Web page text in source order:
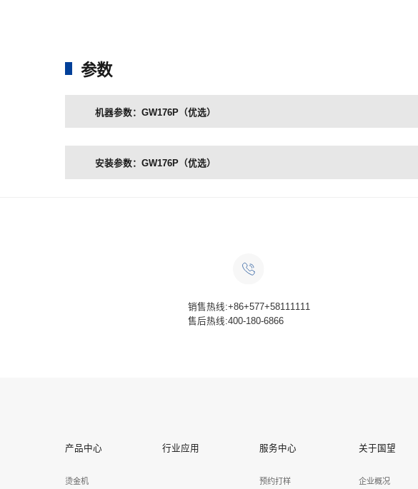
参数
机器参数：GW176P（优选）
安装参数：GW176P（优选）
销售热线:+86+577+58111111
售后热线:400-180-6866
产品中心
烫金机
行业应用 服务中心
预约打样
关于国望
企业概况